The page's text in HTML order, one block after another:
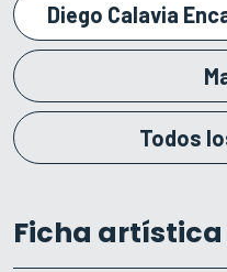
Diego Calavia
Todos
Ficha artística